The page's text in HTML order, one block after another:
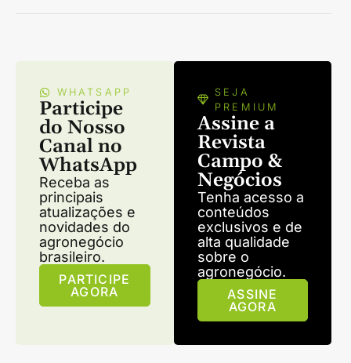
WHATSAPP
Participe
do Nosso
Canal no
WhatsApp
Receba as
principais
atualizações e
novidades do
agronegócio
brasileiro.
PARTICIPE
AGORA
SEJA
PREMIUM
Assine a
Revista
Campo &
Negócios
Tenha acesso a
conteúdos
exclusivos e de
alta qualidade
sobre o
agronegócio.
ASSINE
AGORA